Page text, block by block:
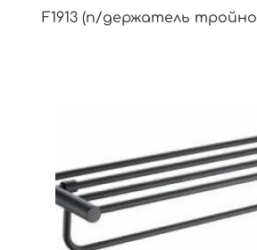
F1913 (п/держатель